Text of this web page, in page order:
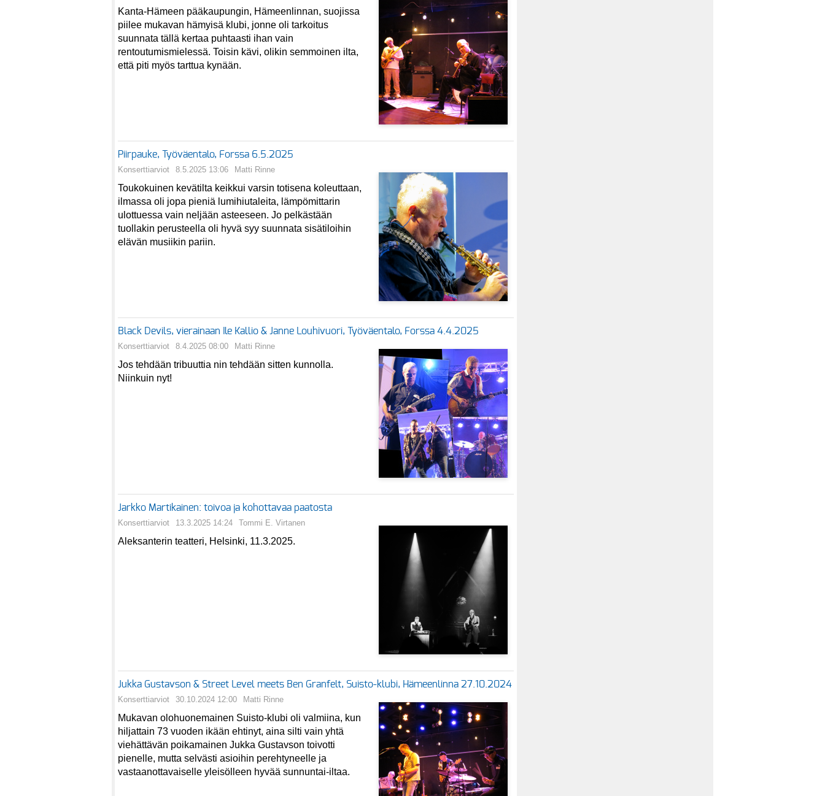
Kanta-Hämeen pääkaupungin, Hämeenlinnan, suojissa
piilee mukavan hämyisä klubi, jonne oli tarkoitus
suunnata tällä kertaa puhtaasti ihan vain
rentoutumismielessä. Toisin kävi, olikin semmoinen ilta,
että piti myös tarttua kynään.
Piirpauke, Työväentalo, Forssa 6.5.2025
Konserttiarviot 8.5.2025 13:06 Matti Rinne
Toukokuinen kevätilta keikkui varsin totisena koleuttaan,
ilmassa oli jopa pieniä lumihiutaleita, lämpömittarin
ulottuessa vain neljään asteeseen. Jo pelkästään
tuollakin perusteella oli hyvä syy suunnata sisätiloihin
elävän musiikin pariin.
Black Devils, vierainaan Ile Kallio & Janne Louhivuori, Työväentalo, Forssa 4.4.2025
Konserttiarviot 8.4.2025 08:00 Matti Rinne
Jos tehdään tribuuttia nin tehdään sitten kunnolla.
Niinkuin nyt!
Jarkko Martikainen: toivoa ja kohottavaa paatosta
Konserttiarviot 13.3.2025 14:24 Tommi E. Virtanen
Aleksanterin teatteri, Helsinki, 11.3.2025.
Jukka Gustavson & Street Level meets Ben Granfelt, Suisto-klubi, Hämeenlinna 27.10.2024
Konserttiarviot 30.10.2024 12:00 Matti Rinne
Mukavan olohuonemainen Suisto-klubi oli valmiina, kun
hiljattain 73 vuoden ikään ehtinyt, aina silti vain yhtä
viehättävän poikamainen Jukka Gustavson toivotti
pienelle, mutta selvästi asioihin perehtyneelle ja
vastaanottavaiselle yleisölleen hyvää sunnuntai-iltaa.